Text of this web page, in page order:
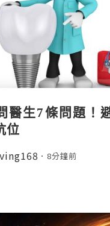
醫生7條問題！
位
8分鐘前